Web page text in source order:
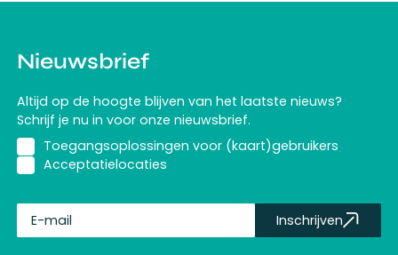
Nieuwsbrief
Altijd op de hoogte blijven van het laatste nieuws?
Schrijf je nu in voor onze nieuwsbrief.
Toegangsoplossingen voor (kaart)gebruikers
Acceptatielocaties
Inschrijven